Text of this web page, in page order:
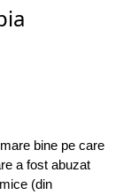
bine pe care
a fost abuzat
(din